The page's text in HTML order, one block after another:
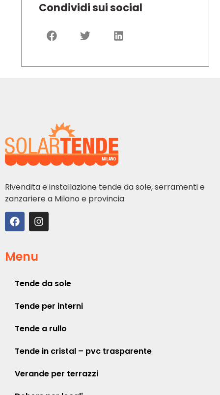
Condividi sui social
Rivendita e installazione tende da sole, serramenti e
zanzariere a Milano e provincia
Menu
Tende da sole
Tende per interni
Tende a rullo
Tende in cristal – pvc trasparente
Verande per terrazzi